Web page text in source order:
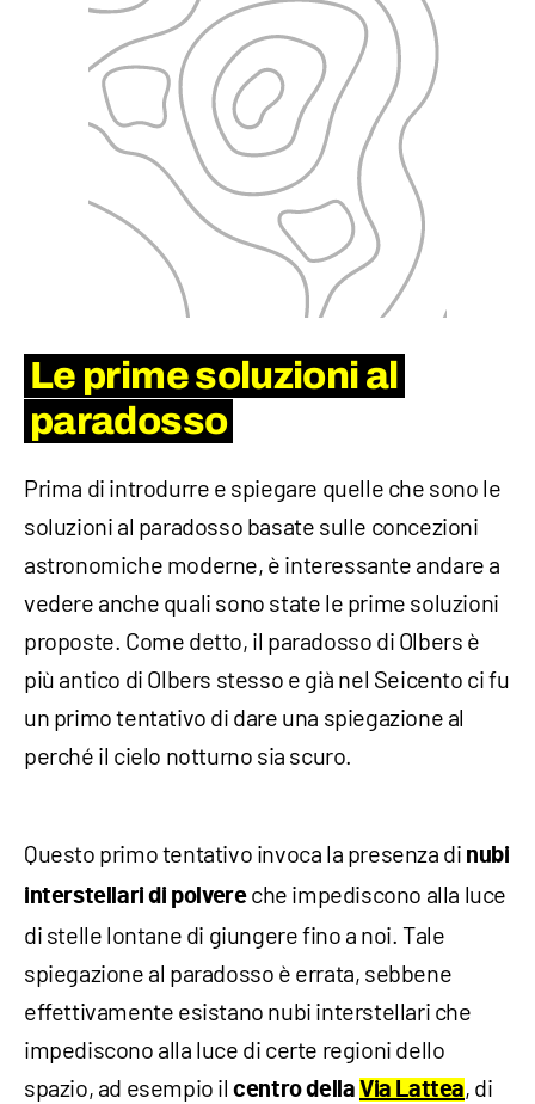
Le prime soluzioni al
paradosso
Prima di introdurre e spiegare quelle che sono le
soluzioni al paradosso basate sulle concezioni
astronomiche moderne, è interessante andare a
vedere anche quali sono state le prime soluzioni
proposte. Come detto, il paradosso di Olbers è
più antico di Olbers stesso e già nel Seicento ci fu
un primo tentativo di dare una spiegazione al
perché il cielo notturno sia scuro.
Questo primo tentativo invoca la presenza di nubi
interstellari di polvereche impediscono alla luce
di stelle lontane di giungere fino a noi. Tale
spiegazione al paradosso è errata, sebbene
effettivamente esistano nubi interstellari che
impediscono alla luce di certe regioni dello
spazio, ad esempio ilcentro della Via Lattea, di